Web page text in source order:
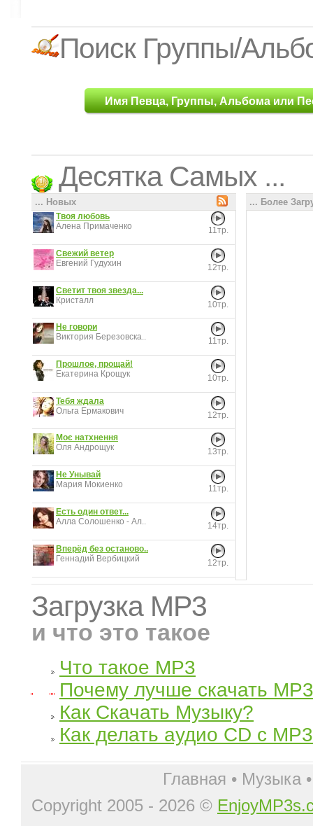
Поиск Группы/
Имя Певца, Группы, Альбома или
Десятка Самых ...
... Новых ... Более
Твоя любовь
Алена Примаченко
11тр.
Свежий ветер
Евгений Гудухин
12тр.
Светит твоя звезда...
Кристалл
10тр.
Не говори
Виктория Березовска..
11тр.
Прошлое, прощай!
Екатерина Крощук
10тр.
Тебя ждала
Ольга Ермакович
12тр.
Моє натхнення
Оля Андрощук
13тр.
Не Унывай
Мария Мокиенко
11тр.
Есть один ответ...
Алла Солошенко - Ал..
14тр.
Вперёд без останово..
Геннадий Вербицкий
12тр.
Загрузка MP3
и что это такое
Что такое MP3
Почему лучше скачать MP3
Как Скачать Музыку?
Как делать аудио CD с MP3
Главная • Музыка
Copyright 2005 - 2026 ©